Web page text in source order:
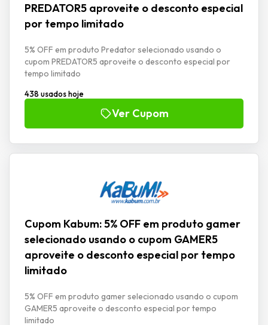
PREDATOR5 aproveite o desconto especial
por tempo limitado
5% OFF em produto Predator selecionado usando o
cupom PREDATOR5 aproveite o desconto especial por
tempo limitado
438 usados hoje
Ver Cupom
Cupom Kabum: 5% OFF em produto gamer
selecionado usando o cupom GAMER5
aproveite o desconto especial por tempo
limitado
5% OFF em produto gamer selecionado usando o cupom
GAMER5 aproveite o desconto especial por tempo
limitado